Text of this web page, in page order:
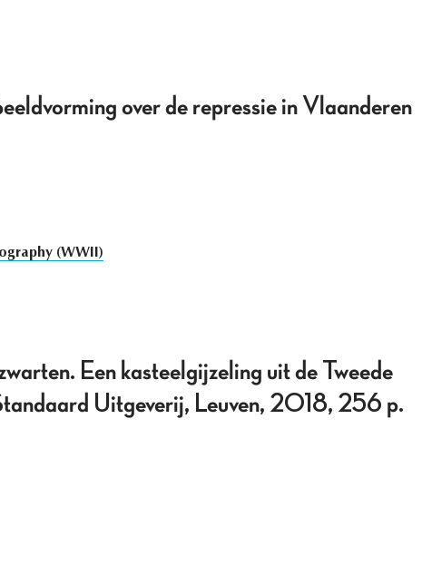
over de repressie in Vlaanderen
(WWII)
Een kasteelgijzeling uit de Tweede
Uitgeverij, Leuven, 2018, 256 p.